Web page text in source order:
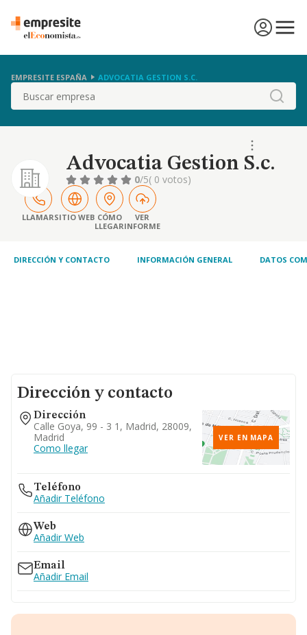
EMPRESITE ESPAÑA ADVOCATIA GESTION S.C.
Buscar
Advocatia Gestion S.c.
0/5( 0 votos)
LLAMARSITIO WEB CÓMO
LLEGAR
VER
INFORME
DIRECCIÓN Y CONTACTO INFORMACIÓN GENERAL DATOS
Dirección y contacto
Dirección
Calle Goya, 99 - 3 1, Madrid, 28009,
Madrid
Como llegar
VER EN MAPA
Teléfono
Añadir Teléfono
Web
Añadir Web
Email
Añadir Email